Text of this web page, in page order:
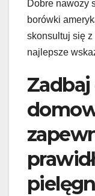
Dobre nawozy
borówki
skonsultuj się
najlepsze